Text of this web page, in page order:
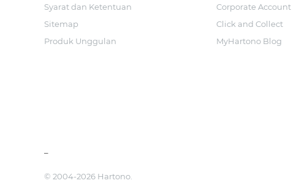
Syarat dan Ketentuan
Sitemap
Produk Unggulan
Corporate Account
Click and Collect
MyHartono Blog
© 2004-2026 Hartono.